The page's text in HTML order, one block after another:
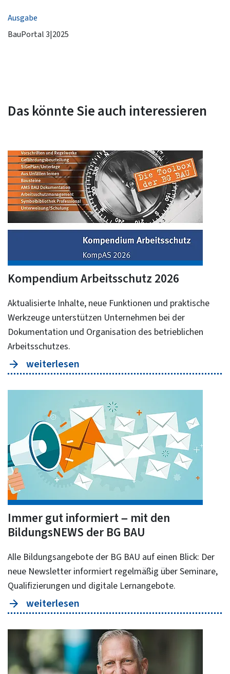
Ausgabe
BauPortal 3|2025
Das könnte Sie auch interessieren
Kompendium Arbeitsschutz 2026
Aktualisierte Inhalte, neue Funktionen und praktische
Werkzeuge unterstützen Unternehmen bei der
Dokumentation und Organisation des betrieblichen
Arbeitsschutzes.
weiterlesen
Immer gut informiert – mit den
BildungsNEWS der BG BAU
Alle Bildungsangebote der BG BAU auf einen Blick: Der
neue Newsletter informiert regelmäßig über Seminare,
Qualifizierungen und digitale Lernangebote.
weiterlesen